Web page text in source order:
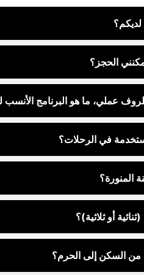
الحجز؟
عملي، ما هو البرنامج الأنسب
في الرحلات؟
المنورة؟
أو ثلاثية)؟
من السكن إلى الحرم؟